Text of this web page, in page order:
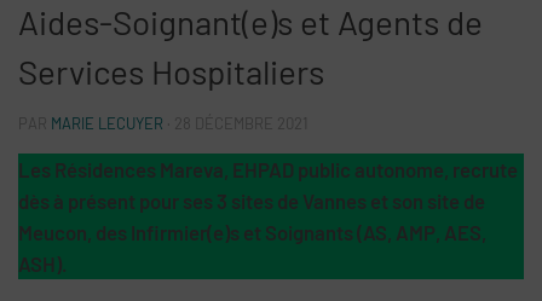
Aides-Soignant(e)s et Agents de
Services Hospitaliers
MARIE LECUYER 28 DÉCEMBRE 2021
Les Résidences Mareva, EHPAD public autonome, recrute
dès à présent pour ses 3 sites de Vannes et son site de
Meucon, des Infirmier(e)s et Soignants (AS, AMP, AES,
ASH).